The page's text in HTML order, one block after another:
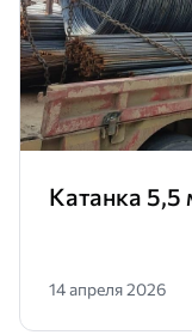
Катанка 5,5
14 апреля 2026